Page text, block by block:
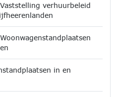
verhuurbeleid
in en